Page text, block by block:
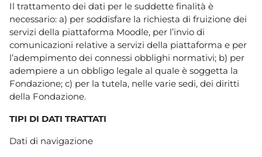
Il trattamento dei dati per le suddette finalità è
necessario: a) per soddisfare la richiesta di fruizione dei
servizi della piattaforma Moodle, per l’invio di
comunicazioni relative a servizi della piattaforma e per
l’adempimento dei connessi obblighi normativi; b) per
adempiere a un obbligo legale al quale è soggetta la
Fondazione; c) per la tutela, nelle varie sedi, dei diritti
della Fondazione.
TIPI DI DATI TRATTATI
Dati di navigazione